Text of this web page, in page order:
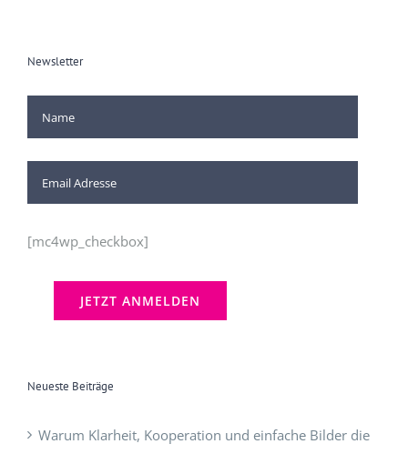
Newsletter
[mc4wp_checkbox]
Neueste Beiträge
Warum Klarheit, Kooperation und einfache Bilder die